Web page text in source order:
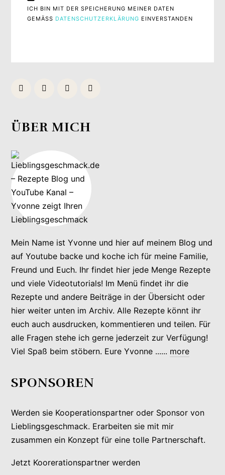
ICH BIN MIT DER SPEICHERUNG MEINER DATEN
GEMÄSS DATENSCHUTZERKLÄRUNG EINVERSTANDEN
ÜBER MICH
Mein Name ist Yvonne und hier auf meinem Blog und
auf Youtube backe und koche ich für meine Familie,
Freund und Euch. Ihr findet hier jede Menge Rezepte
und viele Videotutorials! Im Menü findet ihr die
Rezepte und andere Beiträge in der Übersicht oder
hier weiter unten im Archiv. Alle Rezepte könnt ihr
euch auch ausdrucken, kommentieren und teilen. Für
alle Fragen stehe ich gerne jederzeit zur Verfügung!
Viel Spaß beim stöbern. Eure Yvonne ...... more
SPONSOREN
Werden sie Kooperationspartner oder Sponsor von
Lieblingsgeschmack. Erarbeiten sie mit mir
zusammen ein Konzept für eine tolle Partnerschaft.
Jetzt Koorerationspartner werden